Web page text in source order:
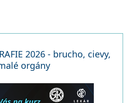
2026 - brucho, cievy,
orgány